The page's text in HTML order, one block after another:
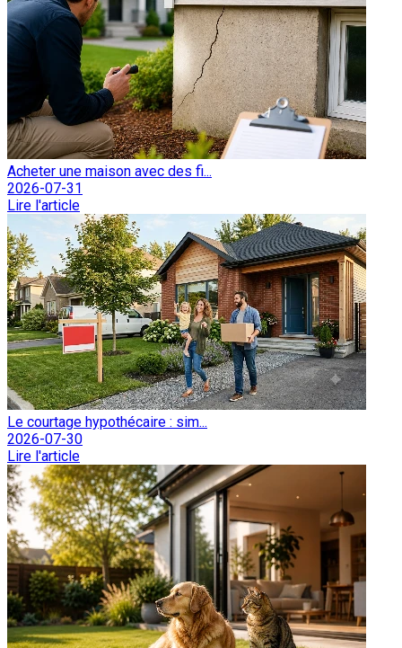
Acheter une maison avec des fi...
2026-07-31
Lire l'article
Le courtage hypothécaire : sim...
2026-07-30
Lire l'article